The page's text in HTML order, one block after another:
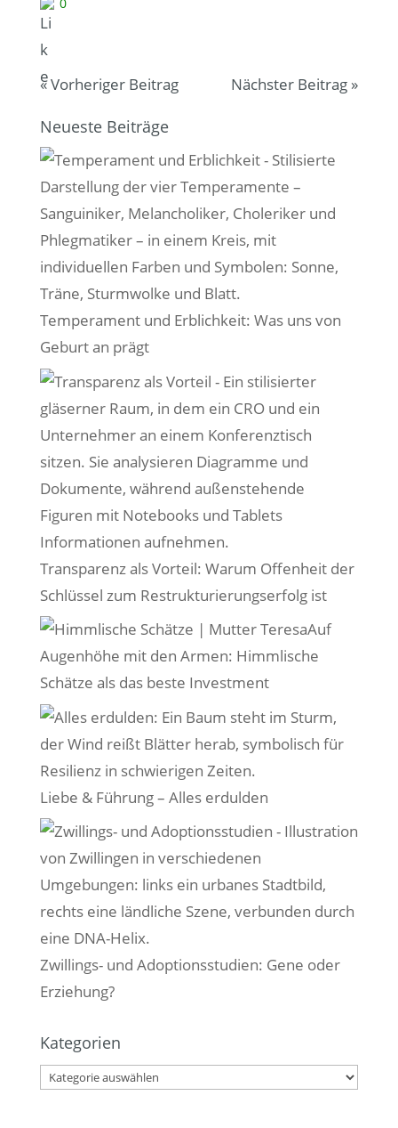
«Vorheriger Beitrag Nächster Beitrag »
Neueste Beiträge
Temperament und Erblichkeit: Was uns von
Geburt an prägt
Transparenz als Vorteil: Warum Offenheit der
Schlüssel zum Restrukturierungserfolg ist
Auf
Augenhöhe mit den Armen: Himmlische
Schätze als das beste Investment
Liebe & Führung – Alles erdulden
Zwillings- und Adoptionsstudien: Gene oder
Erziehung?
Kategorien
Kategorien